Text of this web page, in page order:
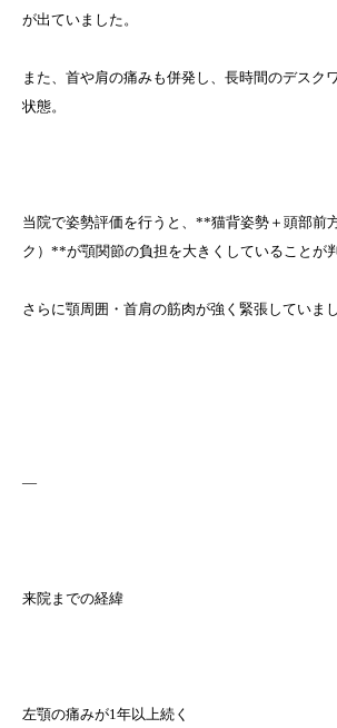
が出ていました。
また、首や肩の痛みも併発し、長時間のデスク
状態。
当院で姿勢評価を行うと、**猫背姿勢＋頭部前
ク）**が顎関節の負担を大きくしていることが判
さらに顎周囲・首肩の筋肉が強く緊張していまし
—
来院までの経緯
左顎の痛みが1年以上続く